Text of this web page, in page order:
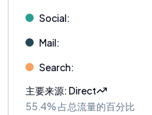
Social:
Mail:
Search:
主要来源:Direct
55.4%占总流量的百分比